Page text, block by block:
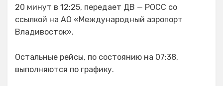
20 минут в 12:25, передает ДВ — РОСС со
ссылкой на АО «Международный аэропорт
Владивосток».
Остальные рейсы, по состоянию на 07:38,
выполняются по графику.